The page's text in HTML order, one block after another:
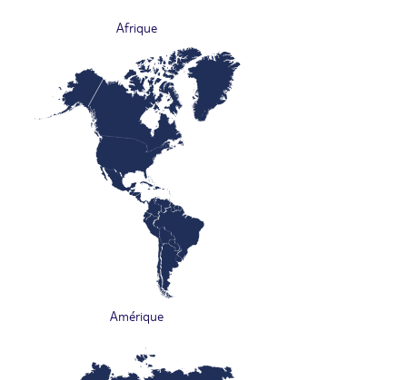
Afrique
Amérique